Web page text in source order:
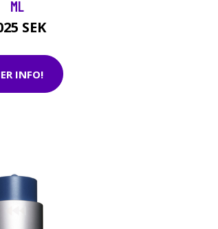
ML
SEK
INFO!